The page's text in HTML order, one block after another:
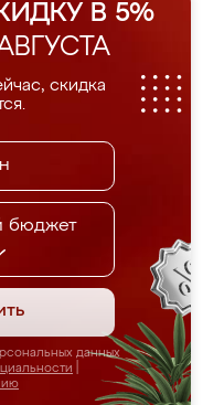
В 5%
скидка
бюджет
данных